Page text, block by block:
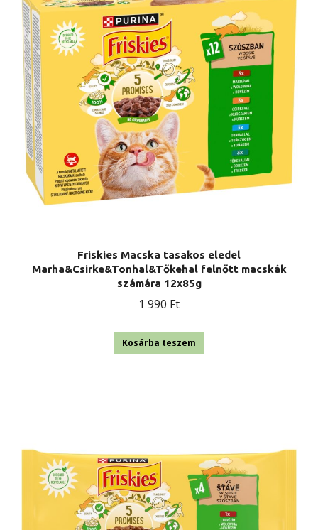
Friskies Macska tasakos eledel
Marha&Csirke&Tonhal&Tőkehal felnőtt macskák
számára 12x85g
1 990 Ft
Kosárba teszem